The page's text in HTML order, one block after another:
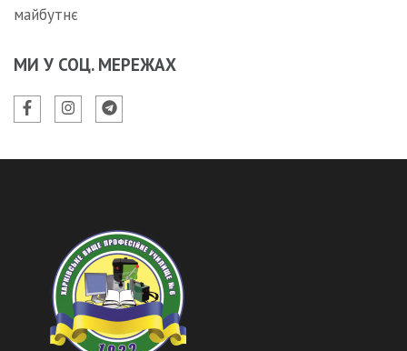
майбутнє
МИ У СОЦ. МЕРЕЖАХ